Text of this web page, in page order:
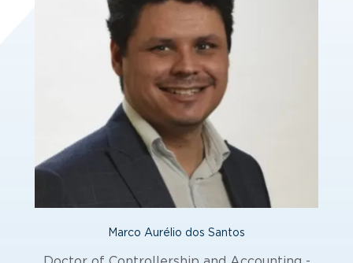
Marco Aurélio dos Santos